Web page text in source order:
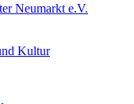
Neumarkt e.V.
Kultur